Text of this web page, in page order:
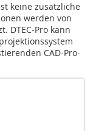
keine zusätzliche
werden von
DTEC-Pro kann
CAD-Pro-